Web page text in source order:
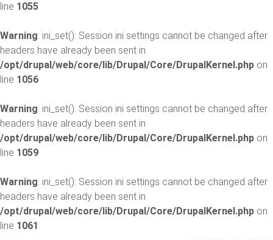
line 1055
Warning: ini_set(): Session ini settings cannot be changed after
headers have already been sent in
/opt/drupal/web/core/lib/Drupal/Core/DrupalKernel.php on
line 1056
Warning: ini_set(): Session ini settings cannot be changed after
headers have already been sent in
/opt/drupal/web/core/lib/Drupal/Core/DrupalKernel.php on
line 1059
Warning: ini_set(): Session ini settings cannot be changed after
headers have already been sent in
/opt/drupal/web/core/lib/Drupal/Core/DrupalKernel.php on
line 1061